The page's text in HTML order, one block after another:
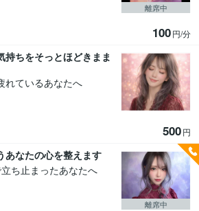
100円/分
離席中
持ちをそっとほどきまま
れているあなたへ
500円
あなたの心を整えます
ち止まったあなたへ
離席中